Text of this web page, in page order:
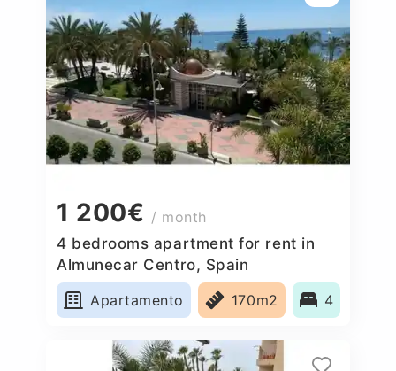
1 200€ / month
4 bedrooms apartment for rent in
Almunecar Centro, Spain
Apartamento
170m2 4